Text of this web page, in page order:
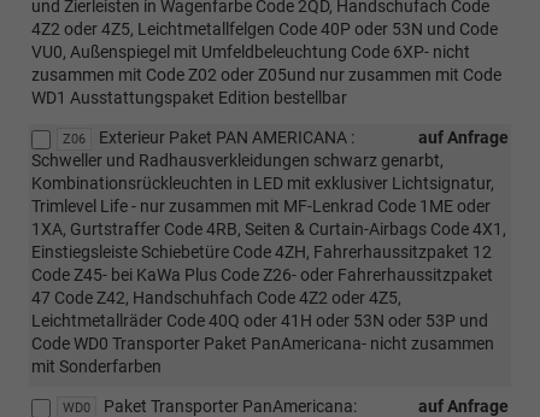
und Zierleisten in Wagenfarbe Code 2QD, Handschufach Code
4Z2 oder 4Z5, Leichtmetallfelgen Code 40P oder 53N und Code
VU0, Außenspiegel mit Umfeldbeleuchtung Code 6XP- nicht
zusammen mit Code Z02 oder Z05und nur zusammen mit Code
WD1 Ausstattungspaket Edition bestellbar
Z06 auf Anfrage
Exterieur Paket PAN AMERICANA :
Schweller und Radhausverkleidungen schwarz genarbt,
Kombinationsrückleuchten in LED mit exklusiver Lichtsignatur,
Trimlevel Life - nur zusammen mit MF-Lenkrad Code 1ME oder
1XA, Gurtstraffer Code 4RB, Seiten & Curtain-Airbags Code 4X1,
Einstiegsleiste Schiebetüre Code 4ZH, Fahrerhaussitzpaket 12
Code Z45- bei KaWa Plus Code Z26- oder Fahrerhaussitzpaket
47 Code Z42, Handschuhfach Code 4Z2 oder 4Z5,
Leichtmetallräder Code 40Q oder 41H oder 53N oder 53P und
Code WD0 Transporter Paket PanAmericana- nicht zusammen
mit Sonderfarben
WD0 auf Anfrage
Paket Transporter PanAmericana: